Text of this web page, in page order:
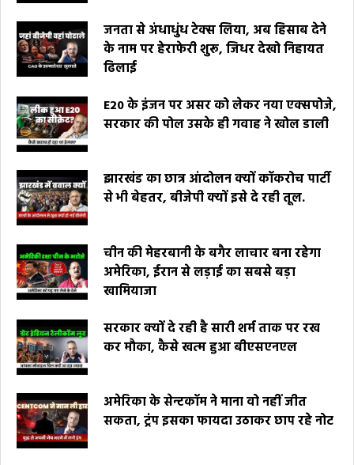
जनता से अंधाधुंध टेक्स लिया, अब हिसाब देने
के नाम पर हेराफेरी शुरू, जिधर देखो निहायत
ढिलाई
E20 के इंजन पर असर को लेकर नया एक्सपोजे,
सरकार की पोल उसके ही गवाह ने खोल डाली
झारखंड का छात्र आंदोलन क्यों कॉकरोच पार्टी
से भी बेहतर, बीजेपी क्यों इसे दे रही तूल.
चीन की मेहरबानी के बगैर लाचार बना रहेगा
अमेरिका, ईरान से लड़ाई का सबसे बड़ा
खामियाजा
सरकार क्यों दे रही है सारी शर्म ताक पर रख
कर मौका, कैसे खत्म हुआ बीएसएनएल
अमेरिका के सेन्टकॉम ने माना वो नहीं जीत
सकता, ट्रंप इसका फायदा उठाकर छाप रहे नोट